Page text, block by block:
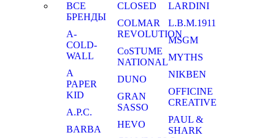
ВСЕ
БРЕНДЫ
A-
COLD-
WALL
A
PAPER
KID
A.P.C.
BARBA
CLOSED
COLMAR
REVOLUTION
CoSTUME
NATIONAL
DUNO
GRAN
SASSO
HEVO
LARDINI
L.B.M.1911
MSGM
MYTHS
NIKBEN
OFFICINE
CREATIVE
PAUL &
SHARK